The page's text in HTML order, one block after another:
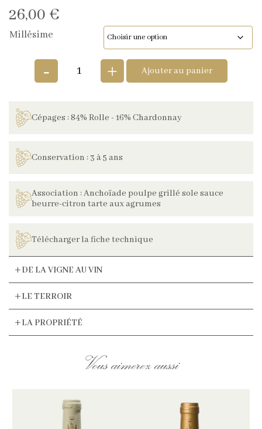
26,00 €
Millésime
- + Ajouter au panier
Cépages : 84% Rolle - 16% Chardonnay
Conservation : 3 à 5 ans
Association : Anchoïade poulpe grillé sole sauce
beurre-citron tarte aux agrumes
Télécharger la fiche technique
DE LA VIGNE AU VIN
LE TERROIR
LA PROPRIÉTÉ
Vous aimerez aussi